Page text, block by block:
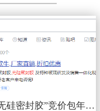
欧牛“无硅密封胶”竞价包年推广上线啦